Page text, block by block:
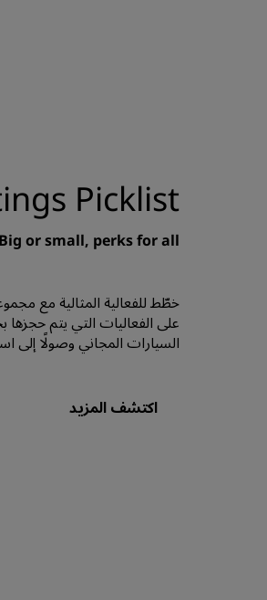
Picklist
Big or small, perks for all!
السيارات المجاني وصولًا إلى
اكتشف المزيد